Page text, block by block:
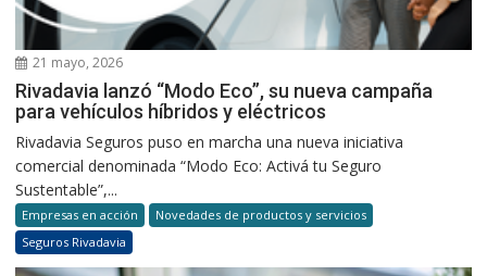
21 mayo, 2026
Rivadavia lanzó “Modo Eco”, su nueva campaña
para vehículos híbridos y eléctricos
Rivadavia Seguros puso en marcha una nueva iniciativa
comercial denominada “Modo Eco: Activá tu Seguro
Sustentable”,...
Empresas en acción
Novedades de productos y servicios
Seguros Rivadavia